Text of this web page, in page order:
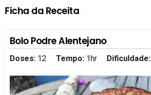
Ficha da Receita
Bolo Podre Alentejano
Doses: 12 Tempo: 1hr Dificuldade: